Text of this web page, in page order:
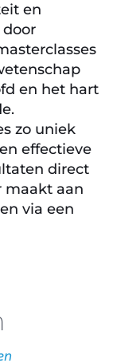
en
en het hart
zo uniek
effectieve
direct
maakt aan
via een